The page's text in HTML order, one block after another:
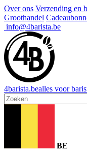
Over ons Verzending en
Groothandel
info@4barista.be
4barista.bealles voor
BE